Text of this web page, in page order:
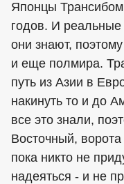
Японцы
годов. И реальные
они знают,
и еще полмира.
путь из Азии в
накинуть то и до
все это знали,
Восточный,
пока никто не
надеяться - и не